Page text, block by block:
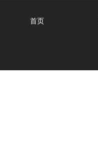
首页